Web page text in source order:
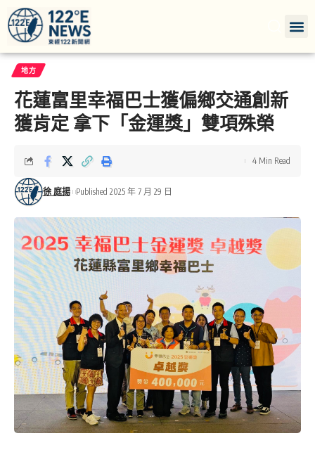
地方
花蓮富里幸福巴士獲偏鄉交通創新
獲肯定 拿下「金運獎」雙項殊榮
徐 庭揚 Published 2025 年 7 月 29 日
4 Min Read